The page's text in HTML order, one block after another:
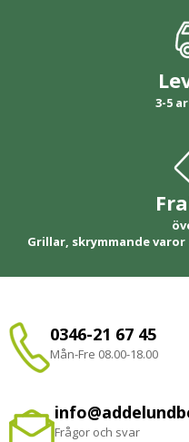
3-5
Grillar, skrymmande
0346-21 67 45
Mån-Fre 08.00-18.00
Frågor och svar